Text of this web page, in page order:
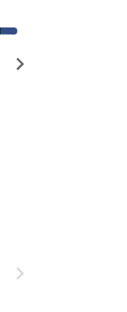
INDÍGENAS